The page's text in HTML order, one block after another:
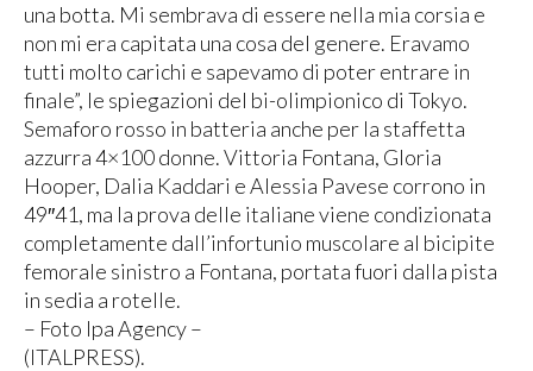
una botta. Mi sembrava di essere nella mia corsia e
non mi era capitata una cosa del genere. Eravamo
tutti molto carichi e sapevamo di poter entrare in
finale”, le spiegazioni del bi-olimpionico di Tokyo.
Semaforo rosso in batteria anche per la staffetta
azzurra 4×100 donne. Vittoria Fontana, Gloria
Hooper, Dalia Kaddari e Alessia Pavese corrono in
49″41, ma la prova delle italiane viene condizionata
completamente dall’infortunio muscolare al bicipite
femorale sinistro a Fontana, portata fuori dalla pista
in sedia a rotelle.
– Foto Ipa Agency –
(ITALPRESS).